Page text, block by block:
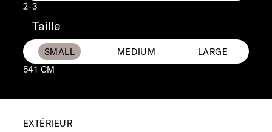
2-3
Taille
541 CM
EXTÉRIEUR